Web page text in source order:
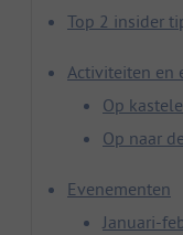
Top 2 insider
Activiteiten en
Op
Op naar
Evenementen
Januari-